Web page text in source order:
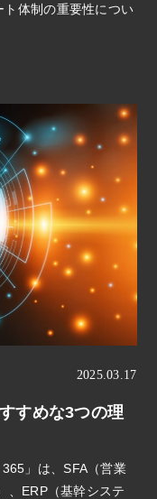
体制の重要性につい
2025.03.17
すめな3つの理
」は、SFA（営業
、ERP（基幹システ